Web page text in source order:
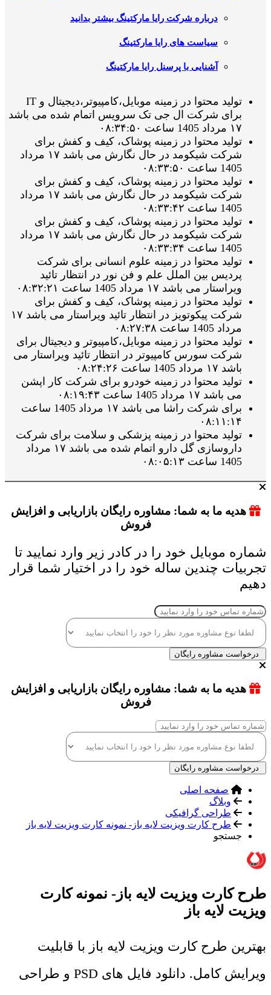
درباره شرکت رایا مارکتینگ بیشتر بدانید
سیاست های رایا مارکتینگ
آشنایی با پرسنل رایا مارکتینگ
تولید محتوا در زمینه موبایل،کامپیوتر،دیجیتال و IT
برای شرکت ال جی تک سرویس اتمام شده می باشد
۱۷ مرداد 1405 ساعت ۰۸:۳۴:۵۰
تولید محتوا در زمینه پوشاک، کیف و کفش برای
شرکت شیکومد در حال نگارش می باشد ۱۷ مرداد
1405 ساعت ۰۸:۳۳:۵۰
تولید محتوا در زمینه پوشاک، کیف و کفش برای
شرکت شیکومد در حال نگارش می باشد ۱۷ مرداد
1405 ساعت ۰۸:۳۳:۴۲
تولید محتوا در زمینه پوشاک، کیف و کفش برای
شرکت شیکومد در حال نگارش می باشد ۱۷ مرداد
1405 ساعت ۰۸:۳۳:۳۴
تولید محتوا در زمینه علوم انسانی برای شرکت
پردیس بین الملل علم و فن نور در انتظار تائید
ویراستار می باشد ۱۷ مرداد 1405 ساعت ۰۸:۳۲:۲۱
تولید محتوا در زمینه پوشاک، کیف و کفش برای
شرکت پیکوتویز در انتظار تائید ویراستار می باشد ۱۷
مرداد 1405 ساعت ۰۸:۲۷:۳۸
تولید محتوا در زمینه موبایل،کامپیوتر و دیجیتال برای
شرکت سورس کامپیوتر در انتظار تائید ویراستار می
باشد ۱۷ مرداد 1405 ساعت ۰۸:۲۴:۲۶
تولید محتوا در زمینه خودرو برای شرکت کار اپشن
می باشد ۱۷ مرداد 1405 ساعت ۰۸:۱۹:۴۳
برای شرکت راشا می باشد ۱۷ مرداد 1405 ساعت
۰۸:۱۱:۱۴
تولید محتوا در زمینه پزشکی و سلامت برای شرکت
داروسازی گل دارو اتمام شده می باشد ۱۷ مرداد
1405 ساعت ۰۸:۰۵:۱۳
هدیه ما به شما: مشاوره رایگان بازاریابی و افزایش
فروش
شماره موبایل خود را در کادر زیر وارد نمایید تا
تجربیات چندین ساله خود را در اختیار شما قرار
دهیم
درخواست مشاوره رایگان
هدیه ما به شما: مشاوره رایگان بازاریابی و افزایش
فروش
درخواست مشاوره رایگان
صفحه اصلی
وبلاگ
طراحی گرافیکی
طرح کارت ویزیت لایه باز- نمونه کارت ویزیت لایه باز
جستجو
طرح کارت ویزیت لایه باز- نمونه کارت
ویزیت لایه باز
بهترین طرح کارت ویزیت لایه باز با قابلیت
ویرایش کامل. دانلود فایل های PSD و طراحی